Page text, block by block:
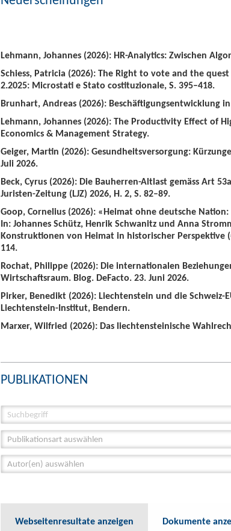
Lehmann, Johannes (2026): HR-Analytics: Zwischen
Schiess, Patricia (2026): The Right to vote and the
2.2025: Microstati e Stato costituzionale, S. 395–418.
Brunhart, Andreas (2026): Beschäftigungsentwicklung
Lehmann, Johannes (2026): The Productivity Effect of
Economics & Management Strategy.
Geiger, Martin (2026): Gesundheitsversorgung:
Juli 2026.
Beck, Cyrus (2026): Die Bauherren-Altlast gemäss Art
Juristen-Zeitung (LJZ) 2026, H. 2, S. 82–89.
Goop, Cornelius (2026): «Heimat ohne deutsche
In: Johannes Schütz, Henrik Schwanitz und Anna
Konstruktionen von Heimat in historischer Perspektive
114.
Rochat, Philippe (2026): Die internationalen
Wirtschaftsraum. Blog. DeFacto. 23. Juni 2026.
Pirker, Benedikt (2026): Liechtenstein und die
Liechtenstein-Institut, Bendern.
Marxer, Wilfried (2026): Das liechtensteinische
PUBLIKATIONEN
Publikationsart auswählen
Autor(en) auswählen
Webseitenresultate anzeigen Dokumente